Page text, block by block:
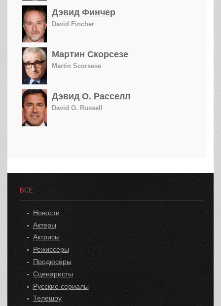
Дэвид Финчер
David Fincher
Мартин Скорсезе
Martin Scorsese
Дэвид О. Расселл
David O. Russell
ВСЕ
Новости
Актеры
Актрисы
Режиссеры
Продюсеры
Сценаристы
Русские сериалы
Телешоу